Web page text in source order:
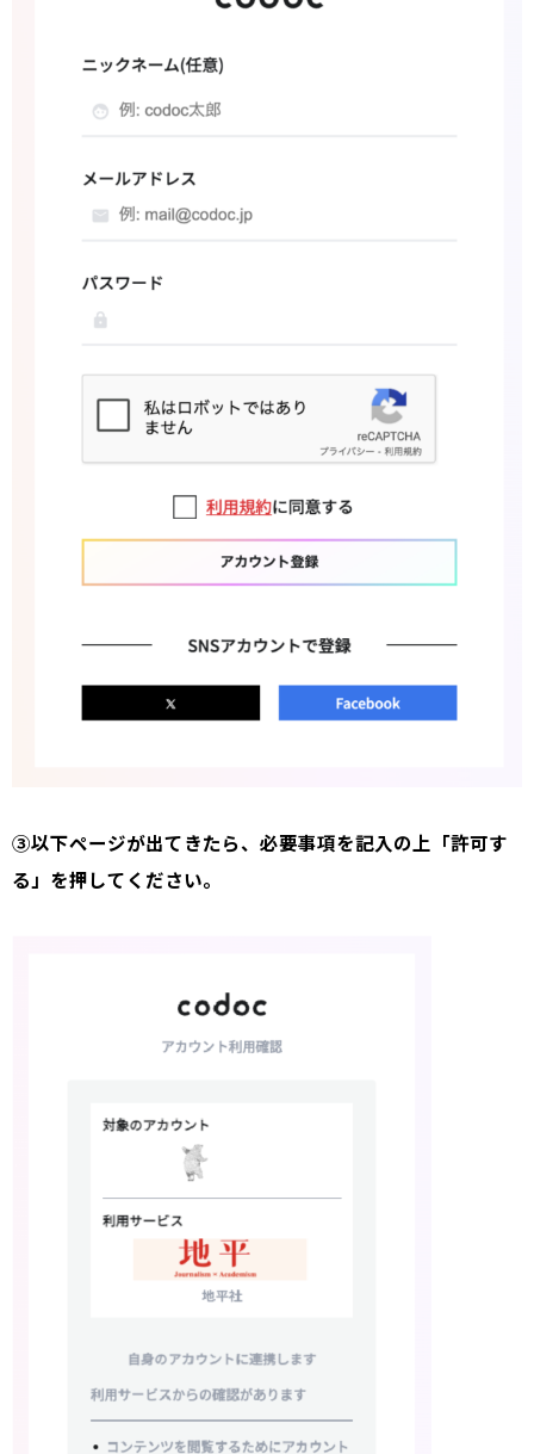
③以下ページが出てきたら、必要事項を記入の上「許可す
る」を押してください。